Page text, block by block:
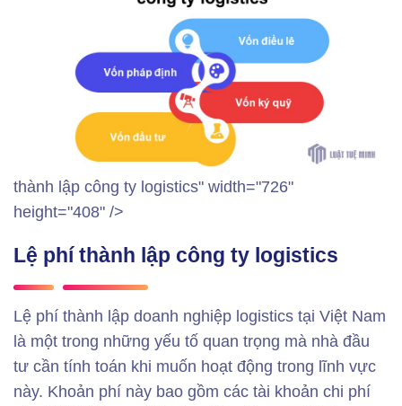
thành lập công ty logistics" width="726"
height="408" />
Lệ phí thành lập công ty logistics
Lệ phí thành lập doanh nghiệp logistics tại Việt Nam
là một trong những yếu tố quan trọng mà nhà đầu
tư cần tính toán khi muốn hoạt động trong lĩnh vực
này. Khoản phí này bao gồm các tài khoản chi phí